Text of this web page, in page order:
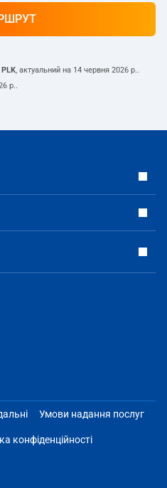
, актуальний на 14 червня 2026 р..
р..
Умови надання послуг
конфіденційності